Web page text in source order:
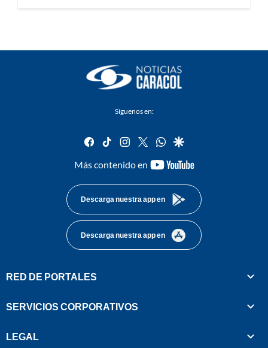
Síguenos en:
facebook
tiktok instagram
twitterwhatsapp
google
Más contenido en
youtube-
Descarga nuestra app en
Descarga nuestra app en
RED DE PORTALES
SERVICIOS CORPORATIVOS
LEGAL